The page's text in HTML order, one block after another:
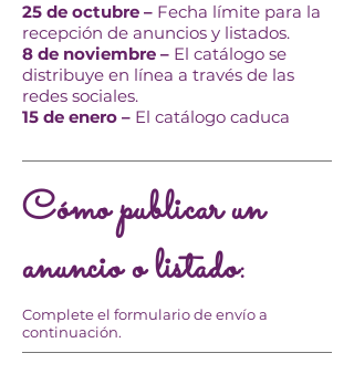
25 de octubre – Fecha límite para la
recepción de anuncios y listados.
8 de noviembre – El catálogo se
distribuye en línea a través de las
redes sociales.
15 de enero – El catálogo caduca
Cómo publicar un
anuncio o listado:
Complete el formulario de envío a
continuación.